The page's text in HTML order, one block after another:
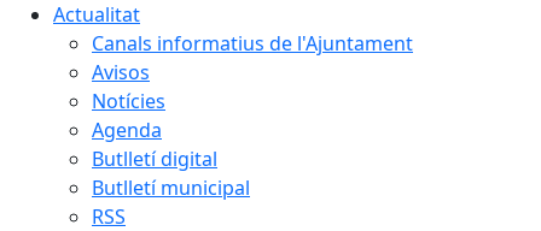
Actualitat
Canals informatius de l'Ajuntament
Avisos
Notícies
Agenda
Butlletí digital
Butlletí municipal
RSS